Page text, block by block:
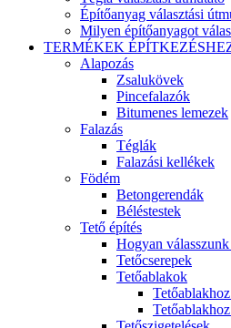
Építőanyag választási
Milyen építőanyagot
TERMÉKEK
Alapozás
Zsalukövek
Pincefalazók
Bitumenes lemezek
Falazás
Téglák
Falazási kellékek
Födém
Betongerendák
Béléstestek
Tető építés
Hogyan válasszunk
Tetőcserepek
Tetőablakok